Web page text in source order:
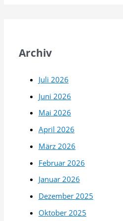
Archiv
Juli 2026
Juni 2026
Mai 2026
April 2026
März 2026
Februar 2026
Januar 2026
Dezember 2025
Oktober 2025